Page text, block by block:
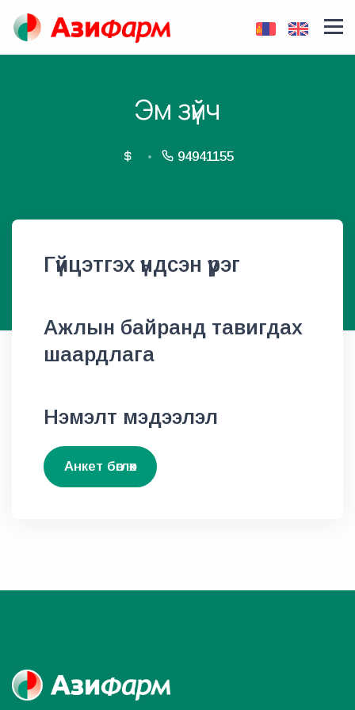
Эм зүйч
94941155
Гүйцэтгэх үндсэн үүрэг
Ажлын байранд тавигдах
шаардлага
Нэмэлт мэдээлэл
Анкет бөглөх